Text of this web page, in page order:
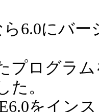
6.0にバ
プログラ
た。
をイン